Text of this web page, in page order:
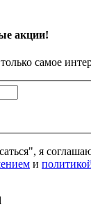
акции!
самое
я
и